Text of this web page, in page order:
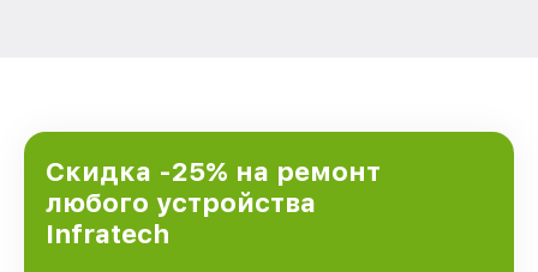
Скидка -25% на ремонт
любого устройства
Infratech